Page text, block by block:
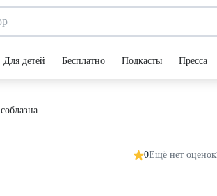
Для детей Бесплатно Подкасты Пресса
0Ещё нет оценок